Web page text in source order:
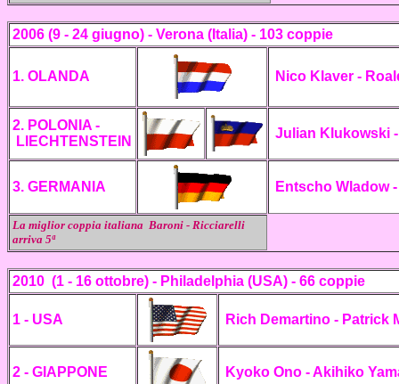
2006 (9 - 24 giugno) - Verona (Italia) - 103 coppie
1. OLANDA Nico Klaver -
2. POLONIA -
LIECHTENSTEIN
Julian Klukowski
3. GERMANIA Entscho Wladow
La miglior coppia italiana Baroni - Ricciarelli
arriva 5ª
2010 (1 - 16 ottobre) - Philadelphia (USA) - 66 coppie
1 - USA Rich Demartino - Patrick
2 - GIAPPONE Kyoko Ono - Akihiko